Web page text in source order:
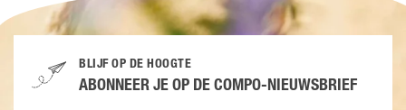
BLIJF OP DE HOOGTE
ABONNEER JE OP DE COMPO-NIEUWSBRIEF